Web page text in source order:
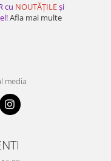
cu NOUTĂȚILEși
Afla mai multe
media